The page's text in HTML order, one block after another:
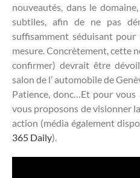
nouveautés, dans le
subtiles, afin de ne pas
suffisamment séduisant
mesure. Concrètement, cette
confirmer) devrait être
salon de l’ automobile de
Patience, donc…Et pour
vous proposons de visionner
action (média également
365 Daily).